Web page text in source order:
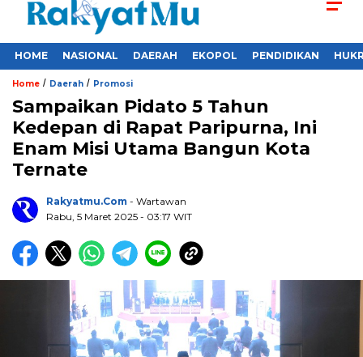
HOME NASIONAL DAERAH EKOPOL PENDIDIKAN
Home / Daerah / Promosi
Sampaikan Pidato 5 Tahun
Kedepan di Rapat Paripurna, Ini
Enam Misi Utama Bangun Kota
Ternate
Rakyatmu.com - Wartawan
Rabu, 5 Maret 2025 - 03:17 WIT